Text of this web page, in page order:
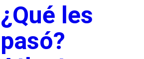
¿Qué les
pasó?